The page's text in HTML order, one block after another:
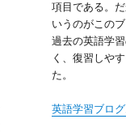
項目である。
いうのがこの
過去の英語学
く、復習しや
た。
英語学習ブロ